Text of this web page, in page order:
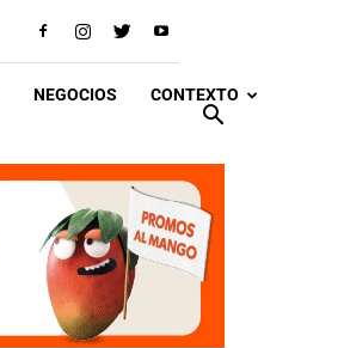
NEGOCIOS CONTEXTO